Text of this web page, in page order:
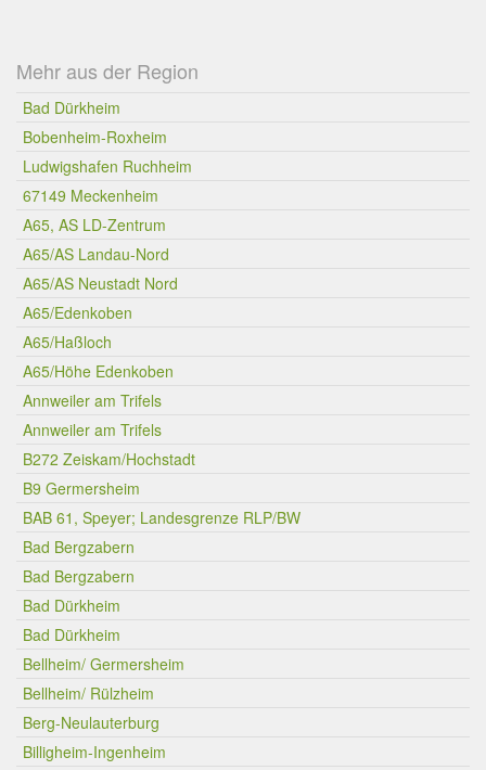
Mehr aus der Region
Bad Dürkheim
Bobenheim-Roxheim
Ludwigshafen Ruchheim
67149 Meckenheim
A65, AS LD-Zentrum
A65/AS Landau-Nord
A65/AS Neustadt Nord
A65/Edenkoben
A65/Haßloch
A65/Höhe Edenkoben
Annweiler am Trifels
Annweiler am Trifels
B272 Zeiskam/Hochstadt
B9 Germersheim
BAB 61, Speyer; Landesgrenze RLP/BW
Bad Bergzabern
Bad Bergzabern
Bad Dürkheim
Bad Dürkheim
Bellheim/ Germersheim
Bellheim/ Rülzheim
Berg-Neulauterburg
Billigheim-Ingenheim